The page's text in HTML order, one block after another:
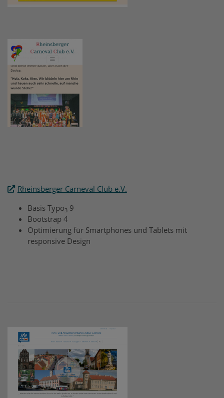
Rheinsberger Carneval Club e.V.
Basis Typo3 9
Bootstrap 4
Optimierung für Smartphones und Tablets mit
responsive Design